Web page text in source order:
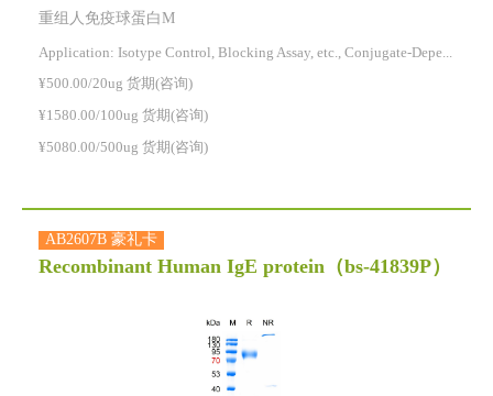
重组人免疫球蛋白M
Application: Isotype Control, Blocking Assay, etc., Conjugate-Dependent.
¥500.00/20ug 货期(咨询)
¥1580.00/100ug 货期(咨询)
¥5080.00/500ug 货期(咨询)
AB2607B 豪礼卡
Recombinant Human IgE protein （bs-41839P）